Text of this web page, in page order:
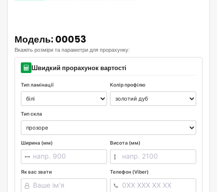
Модель: 00053
Вкажіть розміри та параметри для прорахунку:
Швидкий прорахунок вартості
Тип ламінації Колір профілю
Тип скла
Ширина (мм) Висота (мм)
Як вас звати Телефон (Viber)